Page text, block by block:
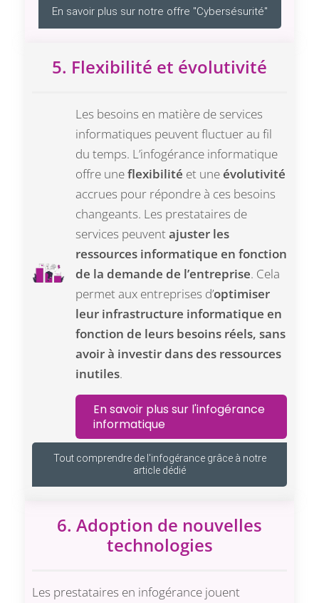
En savoir plus sur notre offre "Cybersésurité"
5. Flexibilité et évolutivité
Les besoins en matière de services
informatiques peuvent fluctuer au fil
du temps. L’infogérance informatique
offre uneflexibilité et une évolutivité
accrues pour répondre à ces besoins
changeants. Les prestataires de
services peuventajuster les
ressources informatique en fonction
de la demande de l’entreprise. Cela
permet aux entreprises d’optimiser
leur infrastructure informatique en
fonction de leurs besoins réels, sans
avoir à investir dans des ressources
inutiles.
En savoir plus sur l'infogérance
informatique
Tout comprendre de l'infogérance grâce à notre
article dédié
6. Adoption de nouvelles
technologies
Les prestataires en infogérance jouent